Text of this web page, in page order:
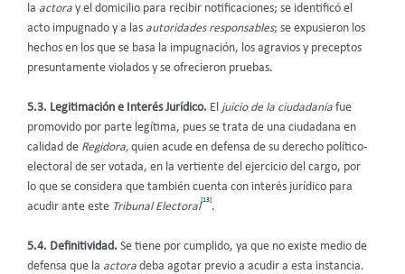
la actora y el domicilio para recibir notificaciones; se identificó el
acto impugnado y a las autoridades responsables; se expusieron los
hechos en los que se basa la impugnación, los agravios y preceptos
presuntamente violados y se ofrecieron pruebas.
5.3. Legitimación e Interés Jurídico. El juicio de la ciudadanía fue
promovido por parte legítima, pues se trata de una ciudadana en
calidad de Regidora, quien acude en defensa de su derecho político-
electoral de ser votada, en la vertiente del ejercicio del cargo, por
lo que se considera que también cuenta con interés jurídico para
acudir ante este Tribunal Electoral
[13]
.
5.4. Definitividad. Se tiene por cumplido, ya que no existe medio de
defensa que la actora deba agotar previo a acudir a esta instancia.